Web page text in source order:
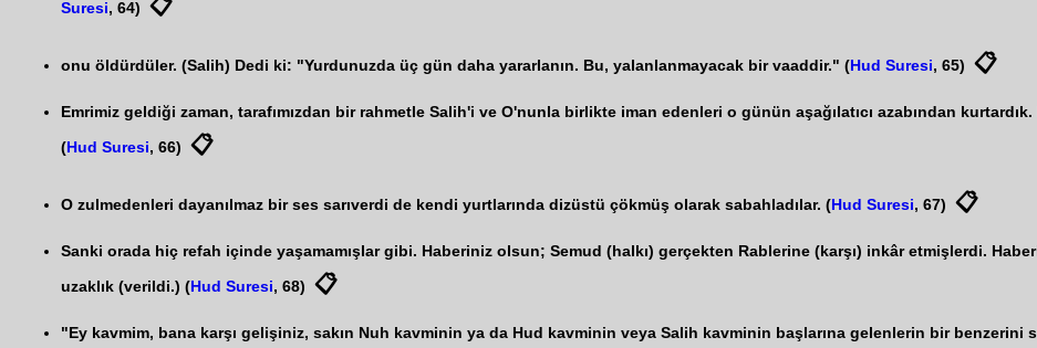
Suresi, 64) 📋
onu öldürdüler. (Salih) Dedi ki: "Yurdunuzda üç gün daha yararlanın. Bu, yalanlanmayacak bir vaaddir." (Hud Suresi, 65) 📋
Emrimiz geldiği zaman, tarafımızdan bir rahmetle Salih'i ve O'nunla birlikte iman edenleri o günün aşağılatıcı azabından
(Hud Suresi, 66) 📋
O zulmedenleri dayanılmaz bir ses sarıverdi de kendi yurtlarında dizüstü çökmüş olarak sabahladılar. (Hud Suresi, 67) 📋
Sanki orada hiç refah içinde yaşamamışlar gibi. Haberiniz olsun; Semud (halkı) gerçekten Rablerine (karşı) inkâr etmişlerdi.
uzaklık (verildi.) (Hud Suresi, 68) 📋
"Ey kavmim, bana karşı gelişiniz, sakın Nuh kavminin ya da Hud kavminin veya Salih kavminin başlarına gelenlerin bir